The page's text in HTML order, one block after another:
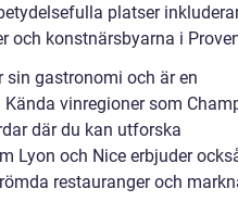
platser
och konstnärsbyarna i
sin gastronomi och är en
vinregioner som
där du kan utforska
Lyon och Nice erbjuder
restauranger och